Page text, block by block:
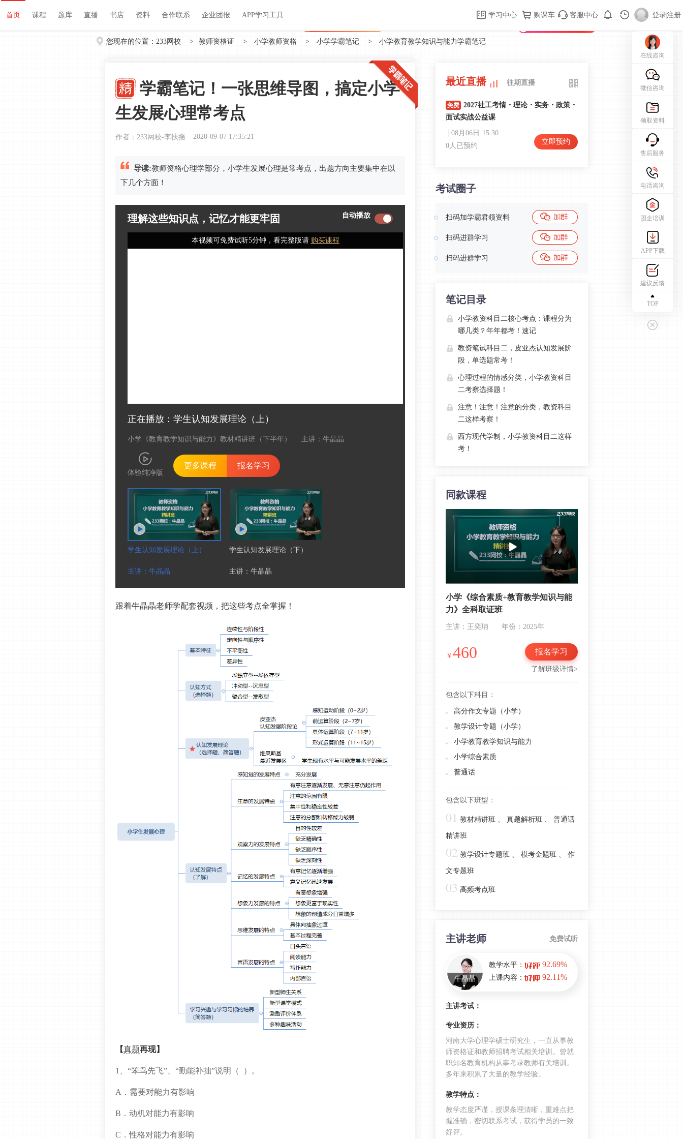
首页 课程 题库 直播 书店 资料 关于我们 帮助中心 购课车 登录/注册
首页 课程 题库 直播 书店 资料 合作联系 企业团报 APP学习工具 学习中心 购课车 客服中心 登录|注册
您现在的位置： 233网校 > 教师资格证 > 小学教师资格 > 小学学霸笔记 > 小学教育教学知识与能力学霸笔记
学霸笔记！一张思维导图，搞定小学
生发展心理常考点
作者：233网校-李扶摇 2020-09-07 17:35:21
导读:教师资格心理学部分，小学生发展心理是常考点，出题方向主要集中在以
下几个方面！
理解这些知识点，记忆才能更牢固 自动播放
本视频可免费试听5分钟，看完整版请 购买课程
正在播放：学生认知发展理论（上）
小学《教育教学知识与能力》教材精讲班（下半年） 主讲：牛晶晶
体验纯净版
更多课程 报名学习
学生认知发展理论（上）
主讲：牛晶晶
学生认知发展理论（下）
主讲：牛晶晶
跟着牛晶晶老师学配套视频，把这些考点全掌握！
【真题再现】
1、“笨鸟先飞”、“勤能补拙”说明（ ）。
A．需要对能力有影响
B．动机对能力有影响
C．性格对能力有影响
最近直播 往期直播
免费 2027社工考情・理论・实务・政策・
面试实战公益课
08月06日 15:30
0人已预约
立即预约
呼和 08月13日
考试圈子
扫码加学霸君领资料
扫码进群学习
扫码进群学习
笔记目录
小学教资科目二核心考点：课程分为
哪几类？年年都考！速记
教资笔试科目二，皮亚杰认知发展阶
段，单选题常考！
心理过程的情感分类，小学教资科目
二考察选择题！
注意！注意！注意的分类，教资科目
二这样考察！
西方现代学制，小学教资科目二这样
考！
古德莱德的课程理论，小学教资科目
二常常这样考！
教资笔试小学科目二常考知识点：记
教资笔试小学科目二常考知识点：迁
会考选择题！小学教资科目二高频考
点：想象
中小学教资人必看！新课标热点+备考
常见问题指导
常考单选和简答题！小学教资科二重
点考点：教育与社会发展
每年都考！小学教资教育教学知识必
功能包括哪些方面？
小学教资科目二考试重点：马斯洛需
要层次理论，你处于第几层次了？
2023上半年教资小学科二考情分析，
考前小抄！小学教资科目二12个高频
易混淆！小学教资教育教学知识三大
反复考！速背！小学教资科二高频考
点：影响身心发展的因素
小学教资教育教学知识心理学重点考
可能会考！小学教资教育教学科目之
学生常见疾病防治
小学教资科目二易错易混淆考点：功
忘理论——干扰说
会考选择题和简答题！小学教资科目
二常考心理辅导方法
难哭了！2022下半年教资小学教育教
学知识考情分析
233网校2022上半年教资小学教育教学
知识考前点题考点命中考题7题
教师资格证小学教育教学知识高频易
同款课程
小学《综合素质+教育教学知识与能
力》全科取证班
主讲：王奕珃 年份：2025年
￥ 460 报名学习
了解班级详情>
包含以下科目：
高分作文专题（小学）
教学设计专题（小学）
小学教育教学知识与能力
小学综合素质
普通话
包含以下班型：
01 教材精讲班 、 真题解析班 、 普通话
精讲班
02 教学设计专题班 、 模考金题班 、 作
文专题班
03 高频考点班
主讲老师 免费试听
牛晶晶
教学水平： 92.69%
上课内容： 92.11%
主讲考试：
专业资历：
河南大学心理学硕士研究生，一直从事教
师资格证和教师招聘考试相关培训。曾就
职知名教育机构从事考录教师有关培训。
多年来积累了大量的教学经验。
教学特点：
教学态度严谨，授课条理清晰，重难点把
握准确，密切联系考试，获得学员的一致
好评。
在线咨询
微信咨询
领取资料
售后服务
电话咨询
团企培训
APP下载
建议反馈
TOP